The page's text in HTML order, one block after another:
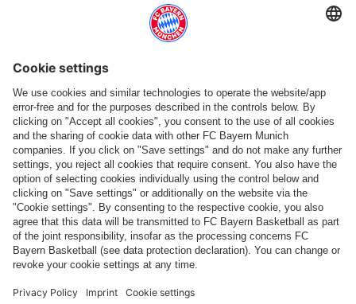
Pagamento e consegna
FC Bayern Store App